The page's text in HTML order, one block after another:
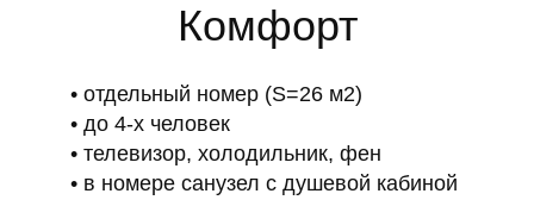
Комфорт
отдельный номер (S=26 м2)
до 4-х человек
телевизор, холодильник, фен
в номере санузел с душевой кабиной